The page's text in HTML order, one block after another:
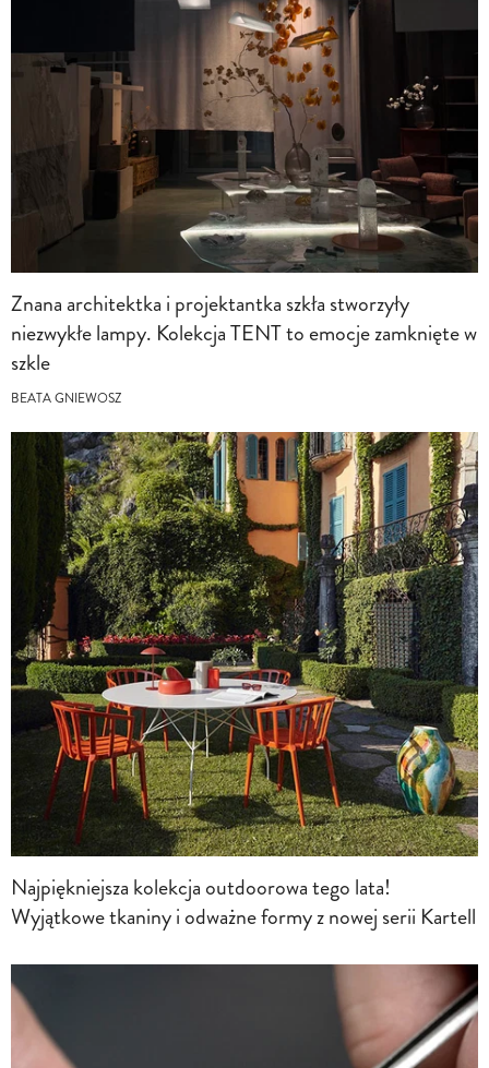
Znana architektka i projektantka szkła stworzyły
niezwykłe lampy. Kolekcja TENT to emocje zamknięte w
szkle
BEATA GNIEWOSZ
Najpiękniejsza kolekcja outdoorowa tego lata!
Wyjątkowe tkaniny i odważne formy z nowej serii Kartell